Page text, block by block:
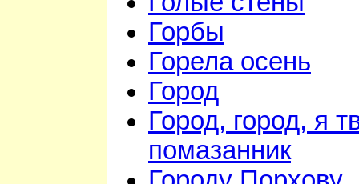
Горбы
Горела осень
Город
Город, город, я
помазанник